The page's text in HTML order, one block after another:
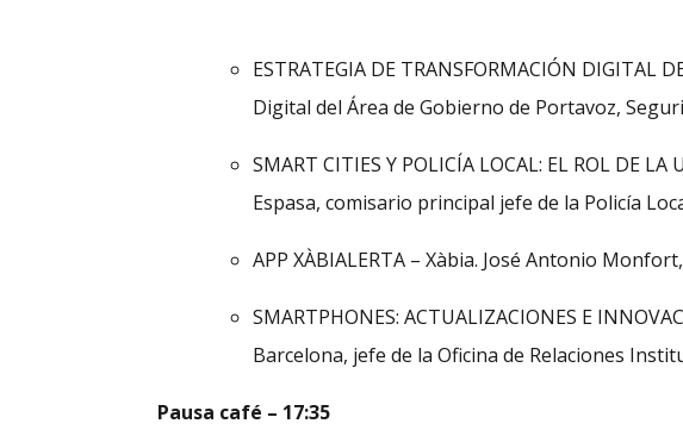
ESTRATEGIA DE TRANSFORMACIÓN
Digital del Área de Gobierno de Portavoz,
SMART CITIES Y POLICÍA LOCAL: EL ROL DE
Espasa, comisario principal jefe de la Policía
APP XÀBIALERTA – Xàbia. José Antonio
SMARTPHONES: ACTUALIZACIONES E
Barcelona, jefe de la Oficina de Relaciones
Pausa café – 17:35